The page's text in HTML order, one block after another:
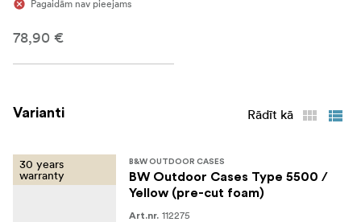
Pagaidām nav pieejams
78,90 €
Varianti Rādīt kā
30 years
warranty
B&W OUTDOOR CASES
BW Outdoor Cases Type 5500 /
Yellow (pre-cut foam)
Art.nr. 112275